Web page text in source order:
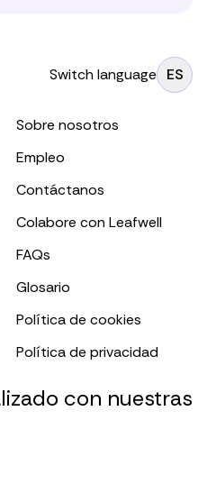
Switch language ES
Sobre nosotros
Empleo
Contáctanos
Colabore con Leafwell
FAQs
Glosario
Política de cookies
Política de privacidad
con nuestras